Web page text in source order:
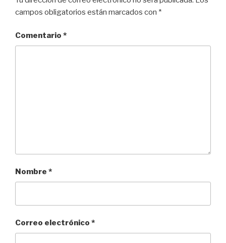
campos obligatorios están marcados con *
Comentario *
Nombre *
Correo electrónico *